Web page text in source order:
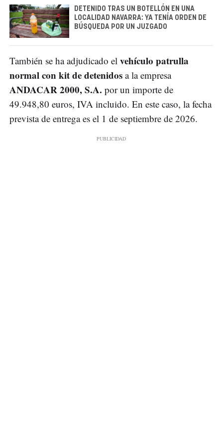
DETENIDO TRAS UN BOTELLÓN EN UNA
LOCALIDAD NAVARRA: YA TENÍA ORDEN DE
BÚSQUEDA POR UN JUZGADO
También se ha adjudicado el vehículo patrulla
normal con kit de detenidos a la empresa
ANDACAR 2000, S.A. por un importe de
49.948,80 euros, IVA incluido. En este caso, la fecha
prevista de entrega es el 1 de septiembre de 2026.